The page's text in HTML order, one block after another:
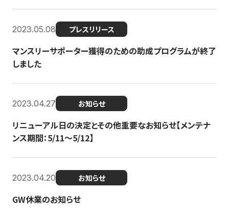
2023.05.08 プレスリリース
マンスリーサポーター獲得のための助成プログラムが終了
しました
2023.04.27 お知らせ
リニューアル日の決定とその他重要なお知らせ【メンテナ
ンス期間：5/11～5/12】
2023.04.20 お知らせ
GW休業のお知らせ